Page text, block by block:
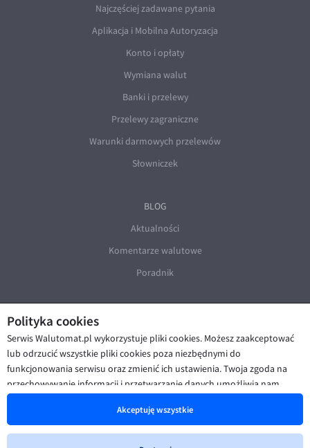
Polityka cookies
Serwis Walutomat.pl wykorzystuje pliki cookies. Możesz zaakceptować
lub odrzucić wszystkie pliki cookies poza niezbędnymi do
funkcjonowania serwisu oraz zmienić ich ustawienia. Twoja zgoda na
przechowywanie informacji i przetwarzanie danych umożliwia nam
poprawę funkcjonalności strony oraz prezentowanie Ci
spersonalizowanych treści i reklam. Więcej informacji znajdziesz w naszej
Akceptuję wszystkie
Najczęściej zadawane pytania
Aplikacja i Mobilna Autoryzacja
Konto i opłaty
Wymiana walut
Banki i przelewy
Przelewy zagraniczne
Warunki darmowych przelewów
Słowniczek
BLOG
Aktualności
Komentarze walutowe
Poradnik
© Walutomat 2026 | Regulaminy
|
Polityka prywatności i cookies | Deklaracja dostępności